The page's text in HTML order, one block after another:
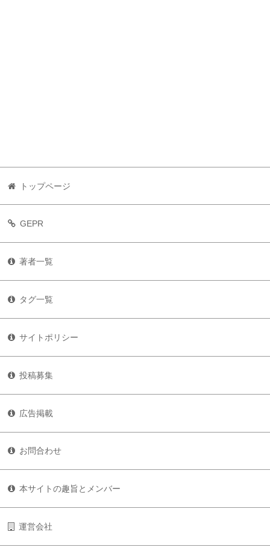
トップページ
GEPR
著者一覧
タグ一覧
サイトポリシー
投稿募集
広告掲載
お問合わせ
本サイトの趣旨とメンバー
運営会社